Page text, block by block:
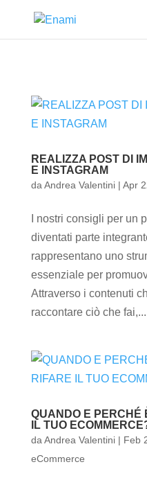
REALIZZA POST DI
E INSTAGRAM
da Andrea Valentini| Apr
I nostri consigli per un
diventati parte
rappresentano uno
essenziale per
Attraverso i contenuti
raccontare ciò che fai,...
QUANDO E PERCHÉ
IL TUO
da Andrea Valentini| Feb
eCommerce